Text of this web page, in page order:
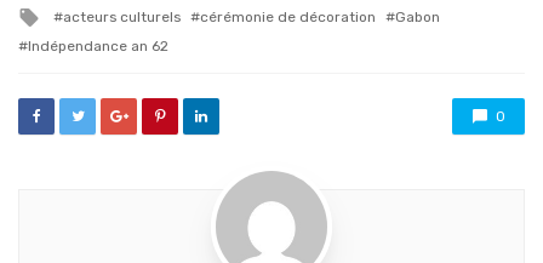
Tagged
with
acteurs culturels cérémonie de décoration
Gabon
Indépendance an 62
0